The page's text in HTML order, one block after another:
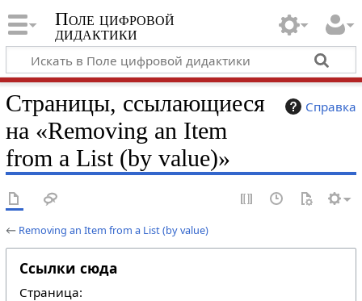
Поле цифровой
дидактики
Справка
Страницы, ссылающиеся
на «Removing an Item
from a List (by value)»
← Removing an Item from a List (by value)
Ссылки сюда
Страница: